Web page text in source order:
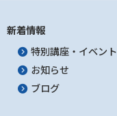
新着情報
特別講座・イベント
お知らせ
ブログ